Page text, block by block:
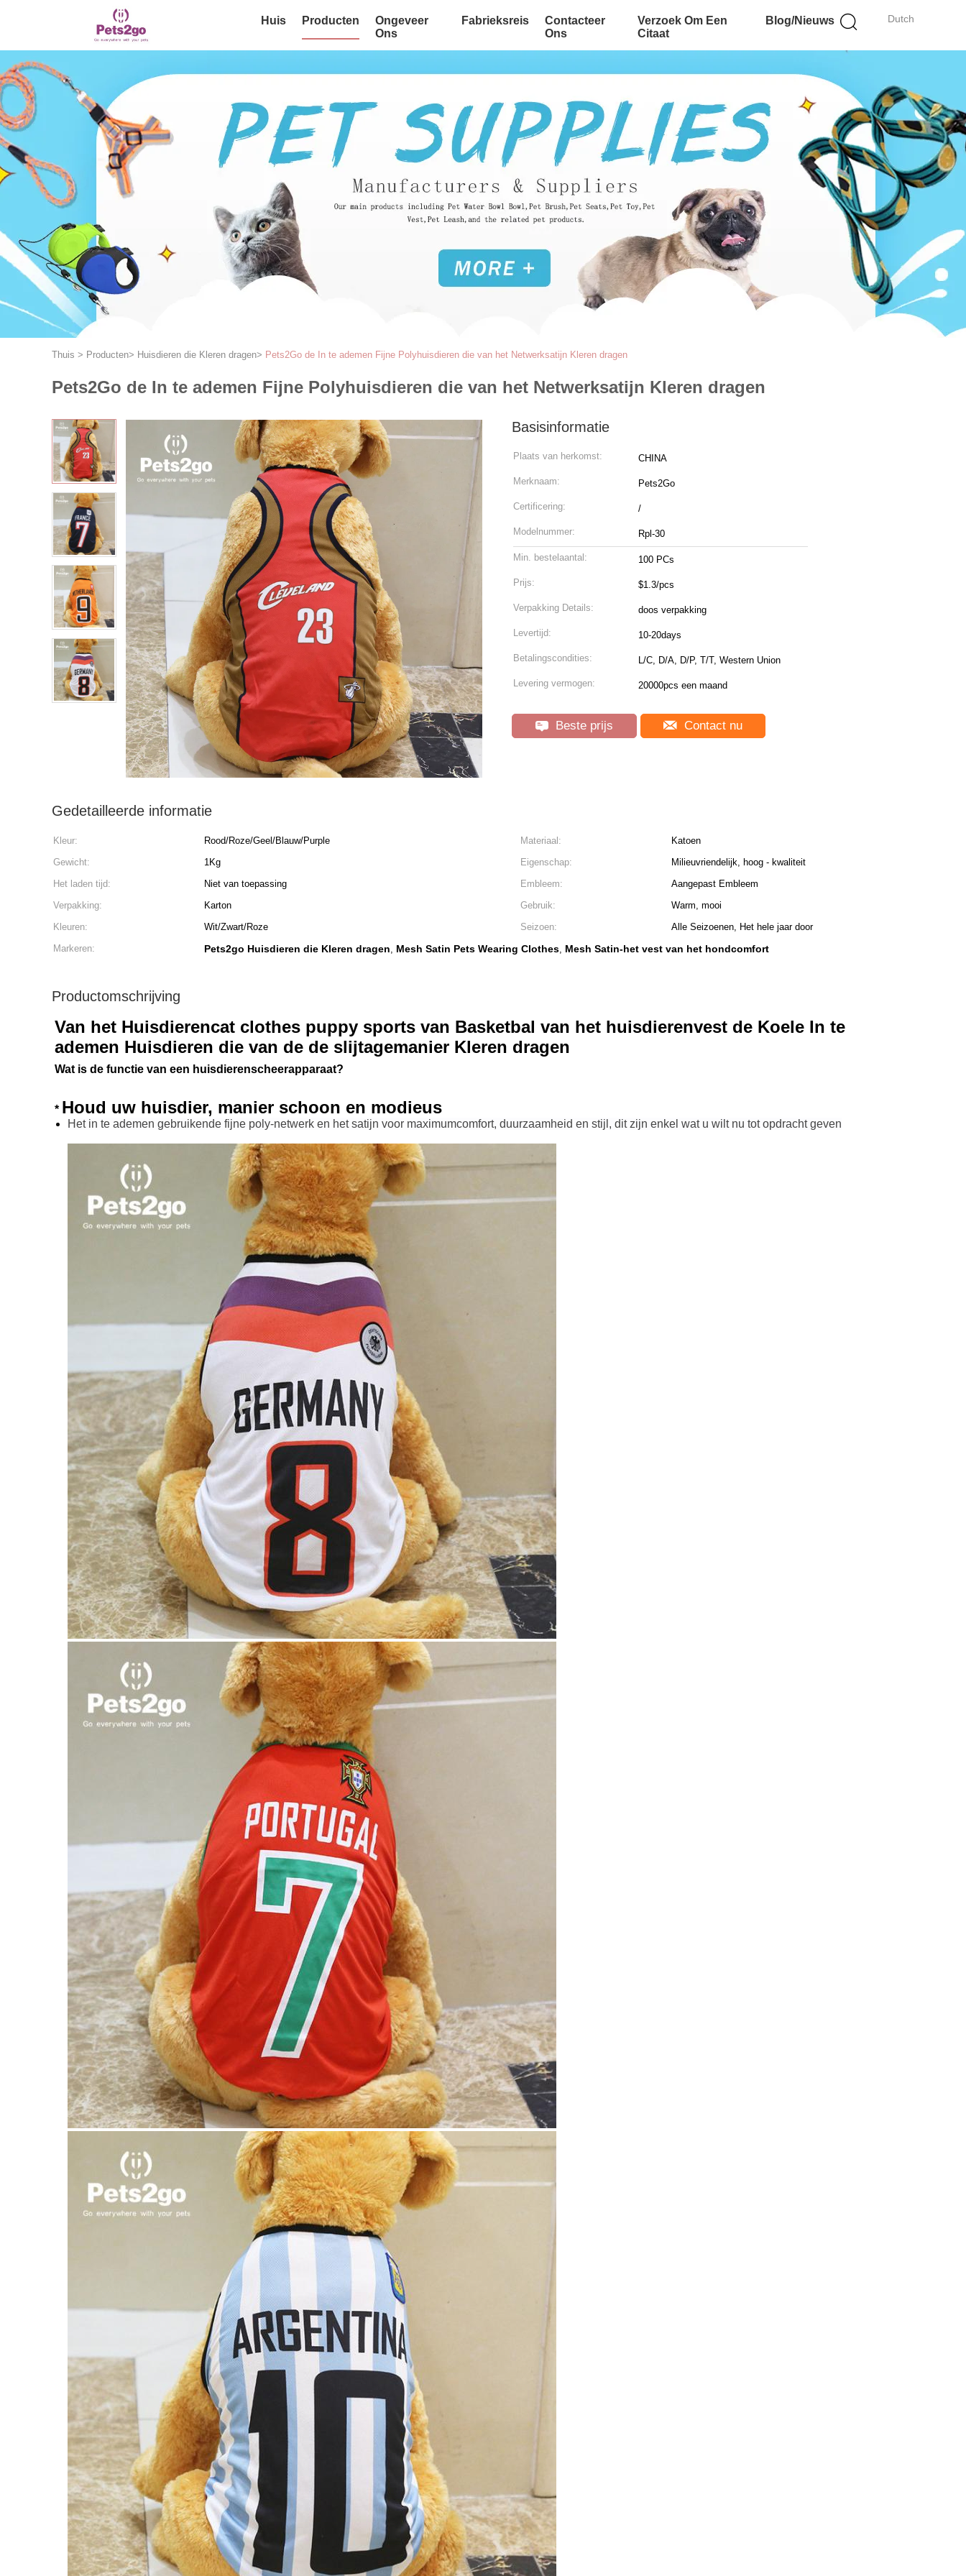
Dutch
Huis Producten
Ongeveer
Ons
Fabrieksreis
Contacteer
Ons
Verzoek Om Een
Citaat
Blog/Nieuws
Thuis > Producten> Huisdieren die Kleren dragen> Pets2Go de In te ademen Fijne Polyhuisdieren die van het Netwerksatijn Kleren dragen
Pets2Go de In te ademen Fijne Polyhuisdieren die van het Netwerksatijn Kleren dragen
Basisinformatie
Plaats van herkomst: CHINA
Merknaam: Pets2Go
Certificering: /
Modelnummer: Rpl-30
Min. bestelaantal: 100 PCs
Prijs: $1.3/pcs
Verpakking Details: doos verpakking
Levertijd: 10-20days
Betalingscondities: L/C, D/A, D/P, T/T, Western Union
Levering vermogen: 20000pcs een maand
Beste prijs Contact nu
Gedetailleerde informatie
Kleur: Rood/Roze/Geel/Blauw/Purple Materiaal:
Katoen
Gewicht:
1Kg Eigenschap:
Milieuvriendelijk, hoog - kwaliteit
Het laden tijd:
Niet van toepassing Embleem:
Aangepast Embleem
Verpakking:
Karton Gebruik:
Warm, mooi
Kleuren:
Wit/Zwart/Roze Seizoen:
Alle Seizoenen, Het hele jaar door
Markeren:
Pets2go Huisdieren die Kleren dragen, Mesh Satin Pets Wearing Clothes, Mesh Satin-het vest van het hondcomfort
Productomschrijving
Van het Huisdierencat clothes puppy sports van Basketbal van het huisdierenvest de Koele In te
ademen Huisdieren die van de de slijtagemanier Kleren dragen
Wat is de functie van een huisdierenscheerapparaat?
* Houd uw huisdier, manier schoon en modieus
Het in te ademen gebruikende fijne poly-netwerk en het satijn voor maximumcomfort, duurzaamheid en stijl, dit zijn enkel wat u wilt nu tot opdracht geven